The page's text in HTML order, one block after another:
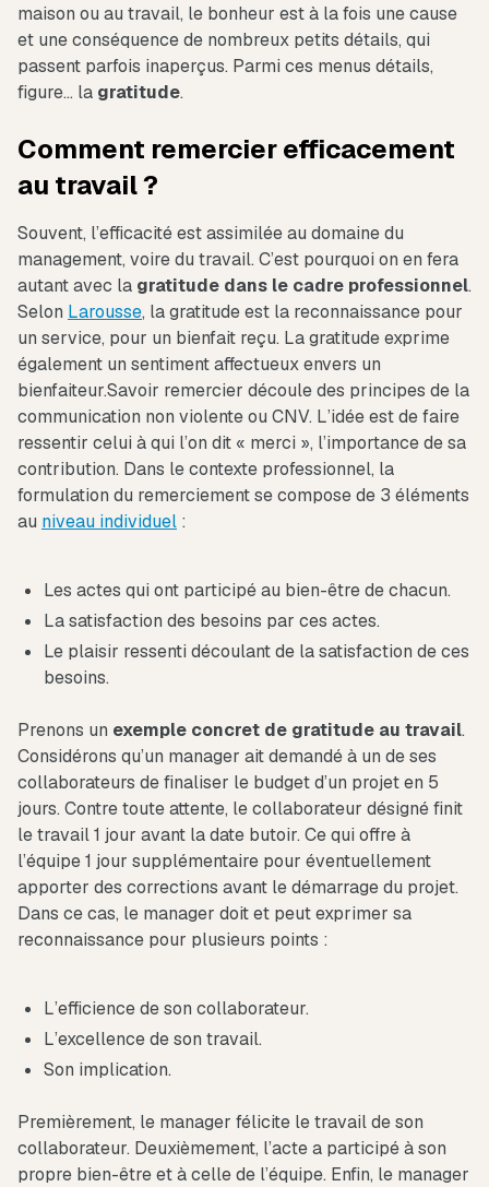
maison ou au travail, le bonheur est à la fois une cause
et une conséquence de nombreux petits détails, qui
passent parfois inaperçus. Parmi ces menus détails,
figure... la gratitude.
Comment remercier efficacement
au travail ?
Souvent, l’efficacité est assimilée au domaine du
management, voire du travail. C’est pourquoi on en fera
autant avec la gratitude dans le cadre professionnel.
Selon Larousse, la gratitude est la reconnaissance pour
un service, pour un bienfait reçu. La gratitude exprime
également un sentiment affectueux envers un
bienfaiteur.Savoir remercier découle des principes de la
communication non violente ou CNV. L’idée est de faire
ressentir celui à qui l’on dit « merci », l’importance de sa
contribution. Dans le contexte professionnel, la
formulation du remerciement se compose de 3 éléments
au niveau individuel :
Les actes qui ont participé au bien-être de chacun.
La satisfaction des besoins par ces actes.
Le plaisir ressenti découlant de la satisfaction de ces
besoins.
Prenons un exemple concret de gratitude au travail.
Considérons qu’un manager ait demandé à un de ses
collaborateurs de finaliser le budget d’un projet en 5
jours. Contre toute attente, le collaborateur désigné finit
le travail 1 jour avant la date butoir. Ce qui offre à
l’équipe 1 jour supplémentaire pour éventuellement
apporter des corrections avant le démarrage du projet.
Dans ce cas, le manager doit et peut exprimer sa
reconnaissance pour plusieurs points :
L’efficience de son collaborateur.
L’excellence de son travail.
Son implication.
Premièrement, le manager félicite le travail de son
collaborateur. Deuxièmement, l’acte a participé à son
propre bien-être et à celle de l’équipe. Enfin, le manager